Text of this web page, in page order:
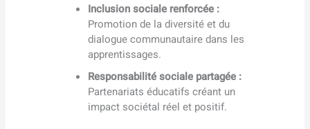
Inclusion sociale renforcée :
Promotion de la diversité et du
dialogue communautaire dans les
apprentissages.
Responsabilité sociale partagée :
Partenariats éducatifs créant un
impact sociétal réel et positif.